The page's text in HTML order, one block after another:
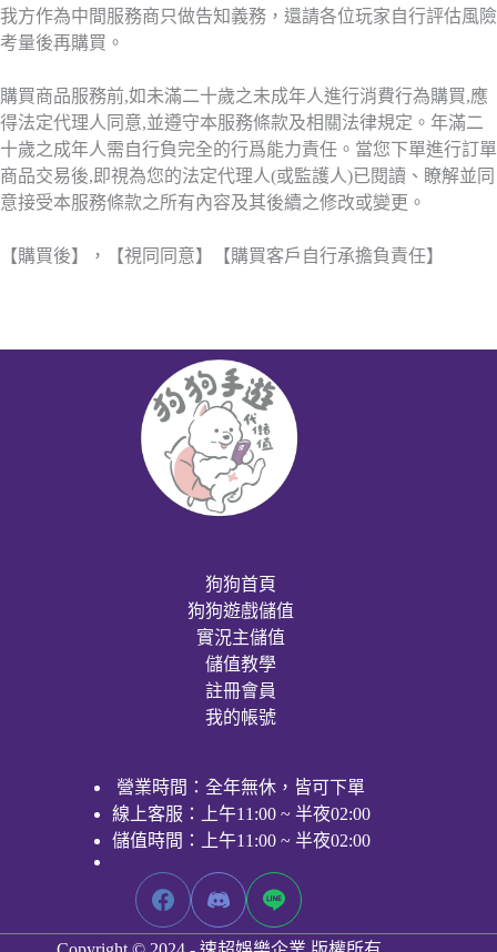
我方作為中間服務商只做告知義務，還請各位玩家自行評估風險
考量後再購買。
購買商品服務前,如未滿二十歲之未成年人進行消費行為購買,應
得法定代理人同意,並遵守本服務條款及相關法律規定。年滿二
十歲之成年人需自行負完全的行爲能力責任。當您下單進行訂單
商品交易後,即視為您的法定代理人(或監護人)已閱讀、瞭解並同
意接受本服務條款之所有內容及其後續之修改或變更。
【購買後】，【視同同意】【購買客戶自行承擔負責任】
狗狗首頁
狗狗遊戲儲值
實況主儲值
儲值教學
註冊會員
我的帳號
營業時間：全年無休，皆可下單
線上客服：上午11:00 ~ 半夜02:00
儲值時間：上午11:00 ~ 半夜02:00